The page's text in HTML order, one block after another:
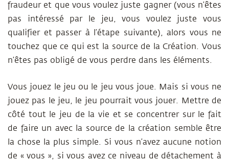
fraudeur et que vous voulez juste gagner (vous n’êtes
pas intéressé par le jeu, vous voulez juste vous
qualifier et passer à l’étape suivante), alors vous ne
touchez que ce qui est la source de la Création. Vous
n’êtes pas obligé de vous perdre dans les éléments.
Vous jouez le jeu ou le jeu vous joue. Mais si vous ne
jouez pas le jeu, le jeu pourrait vous jouer. Mettre de
côté tout le jeu de la vie et se concentrer sur le fait
de faire un avec la source de la création semble être
la chose la plus simple. Si vous n’avez aucune notion
de « vous », si vous avez ce niveau de détachement à